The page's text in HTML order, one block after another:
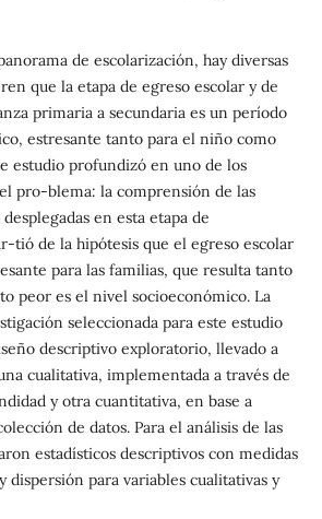
de escolarización, hay diversas
que la etapa de egreso escolar y de
primaria a secundaria es un período
estresante tanto para el niño como
estudio profundizó en uno de los
pro-blema: la comprensión de las
en esta etapa de
tió de la hipótesis que el egreso escolar
para las familias, que resulta tanto
peor es el nivel socioeconómico. La
seleccionada para este estudio
descriptivo exploratorio, llevado a
cualitativa, implementada a través de
y otra cuantitativa, en base a
de datos. Para el análisis de las
estadísticos descriptivos con medidas
dispersión para variables cualitativas y